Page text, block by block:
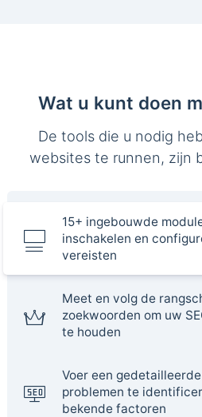
Wat u kunt doen
De tools die u nodig
websites te runnen, zijn
15+ ingebouwde
inschakelen en
vereisten
Meet en volg de
zoekwoorden om uw
te houden
Voer een
problemen te
bekende factoren